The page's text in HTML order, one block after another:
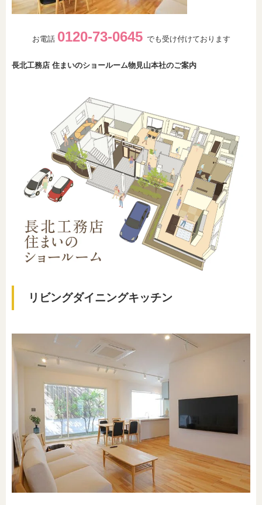
お電話 0120-73-0645 でも受け付けております
長北工務店 住まいのショールーム物見山本社のご案内
リビングダイニングキッチン